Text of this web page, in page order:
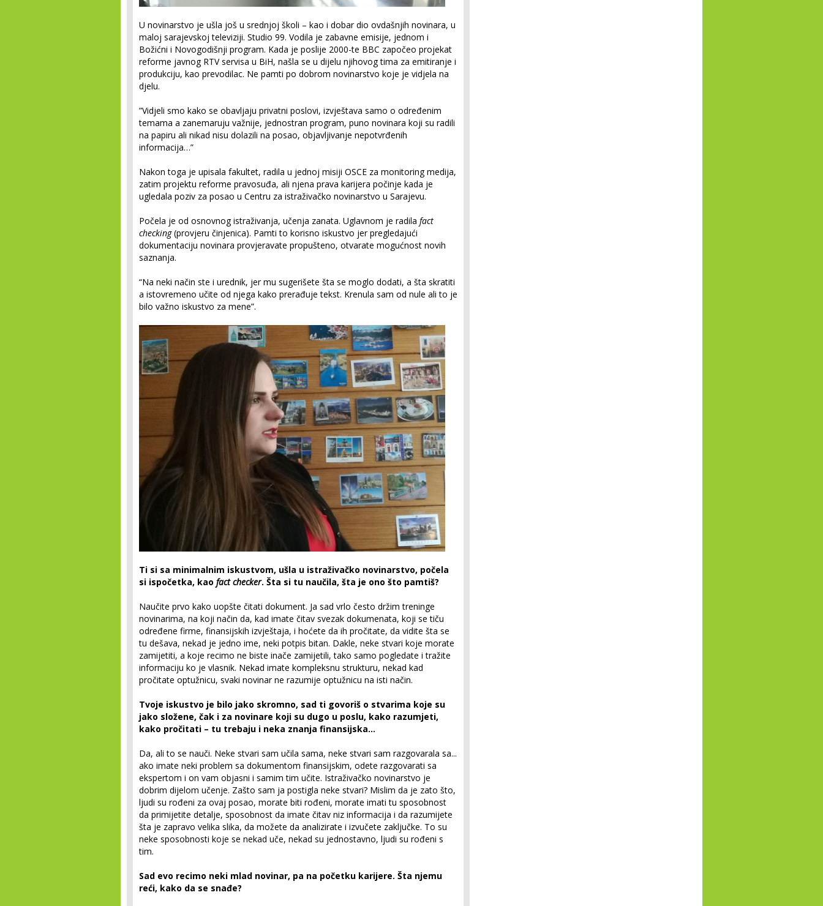
U novinarstvo je ušla još u srednjoj školi – kao i dobar dio ovdašnjih novinara, u
maloj sarajevskoj televiziji. Studio 99. Vodila je zabavne emisije, jednom i
Božićni i Novogodišnji program. Kada je poslije 2000-te BBC započeo projekat
reforme javnog RTV servisa u BiH, našla se u dijelu njihovog tima za emitiranje i
produkciju, kao prevodilac. Ne pamti po dobrom novinarstvo koje je vidjela na
djelu.
”Vidjeli smo kako se obavljaju privatni poslovi, izvještava samo o određenim
temama a zanemaruju važnije, jednostran program, puno novinara koji su radili
na papiru ali nikad nisu dolazili na posao, objavljivanje nepotvrđenih
informacija…”
Nakon toga je upisala fakultet, radila u jednoj misiji OSCE za monitoring medija,
zatim projektu reforme pravosuđa, ali njena prava karijera počinje kada je
ugledala poziv za posao u Centru za istraživačko novinarstvo u Sarajevu.
Počela je od osnovnog istraživanja, učenja zanata. Uglavnom je radila fact
checking(provjeru činjenica). Pamti to korisno iskustvo jer pregledajući
dokumentaciju novinara provjeravate propušteno, otvarate mogućnost novih
saznanja.
“Na neki način ste i urednik, jer mu sugerišete šta se moglo dodati, a šta skratiti
a istovremeno učite od njega kako prerađuje tekst. Krenula sam od nule ali to je
bilo važno iskustvo za mene”.
Ti si sa minimalnim iskustvom, ušla u istraživačko novinarstvo, počela
si ispočetka, kao fact checker. Šta si tu naučila, šta je ono što pamtiš?
Naučite prvo kako uopšte čitati dokument. Ja sad vrlo često držim treninge
novinarima, na koji način da, kad imate čitav svezak dokumenata, koji se tiču
određene firme, finansijskih izvještaja, i hoćete da ih pročitate, da vidite šta se
tu dešava, nekad je jedno ime, neki potpis bitan. Dakle, neke stvari koje morate
zamijetiti, a koje recimo ne biste inače zamijetili, tako samo pogledate i tražite
informaciju ko je vlasnik. Nekad imate kompleksnu strukturu, nekad kad
pročitate optužnicu, svaki novinar ne razumije optužnicu na isti način.
Tvoje iskustvo je bilo jako skromno, sad ti govoriš o stvarima koje su
jako složene, čak i za novinare koji su dugo u poslu, kako razumjeti,
kako pročitati – tu trebaju i neka znanja finansijska…
Da, ali to se nauči. Neke stvari sam učila sama, neke stvari sam razgovarala sa...
ako imate neki problem sa dokumentom finansijskim, odete razgovarati sa
ekspertom i on vam objasni i samim tim učite. Istraživačko novinarstvo je
dobrim dijelom učenje. Zašto sam ja postigla neke stvari? Mislim da je zato što,
ljudi su rođeni za ovaj posao, morate biti rođeni, morate imati tu sposobnost
da primijetite detalje, sposobnost da imate čitav niz informacija i da razumijete
šta je zapravo velika slika, da možete da analizirate i izvučete zaključke. To su
neke sposobnosti koje se nekad uče, nekad su jednostavno, ljudi su rođeni s
tim.
Sad evo recimo neki mlad novinar, pa na početku karijere. Šta njemu
reći, kako da se snađe?